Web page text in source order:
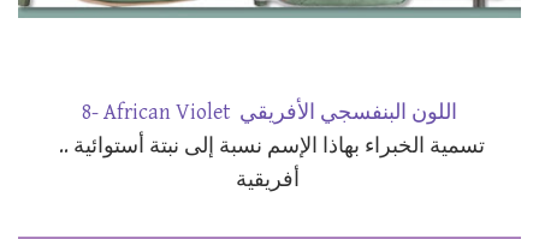
8- African Violet اللون البنفسجي الأفريقي
.. تسمية الخبراء بهاذا الإسم نسبة إلى نبتة أستوائية